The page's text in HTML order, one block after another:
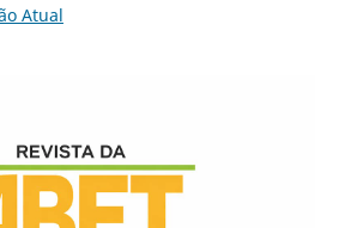
Atual